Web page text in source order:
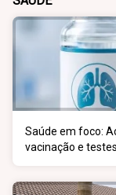
Saúde em foco:
vacinação e